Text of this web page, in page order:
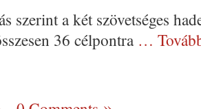
szerint a két szövetséges
36 célpontra …